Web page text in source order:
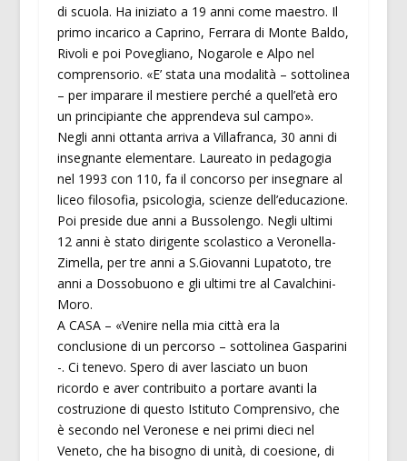
di scuola. Ha iniziato a 19 anni come maestro. Il
primo incarico a Caprino, Ferrara di Monte Baldo,
Rivoli e poi Povegliano, Nogarole e Alpo nel
comprensorio. «E’ stata una modalità – sottolinea
– per imparare il mestiere perché a quell’età ero
un principiante che apprendeva sul campo».
Negli anni ottanta arriva a Villafranca, 30 anni di
insegnante elementare. Laureato in pedagogia
nel 1993 con 110, fa il concorso per insegnare al
liceo filosofia, psicologia, scienze dell’educazione.
Poi preside due anni a Bussolengo. Negli ultimi
12 anni è stato dirigente scolastico a Veronella-
Zimella, per tre anni a S.Giovanni Lupatoto, tre
anni a Dossobuono e gli ultimi tre al Cavalchini-
Moro.
A CASA – «Venire nella mia città era la
conclusione di un percorso – sottolinea Gasparini
-. Ci tenevo. Spero di aver lasciato un buon
ricordo e aver contribuito a portare avanti la
costruzione di questo Istituto Comprensivo, che
è secondo nel Veronese e nei primi dieci nel
Veneto, che ha bisogno di unità, di coesione, di